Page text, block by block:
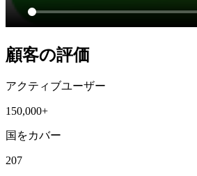
顧客の評価
アクティブユーザー
150,000+
国をカバー
207